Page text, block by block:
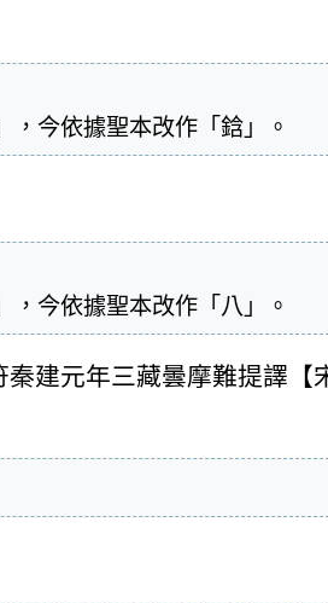
，今依據聖本改作「鋡」。
，今依據聖本改作「八」。
秦建元年三藏曇摩難提譯